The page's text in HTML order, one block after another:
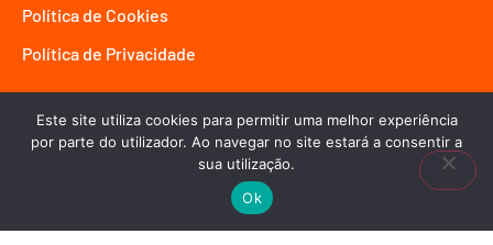
Política de Cookies
Política de Privacidade
Linkedin
Este site utiliza cookies para permitir uma melhor experiência
por parte do utilizador. Ao navegar no site estará a consentir a
sua utilização.
Ok